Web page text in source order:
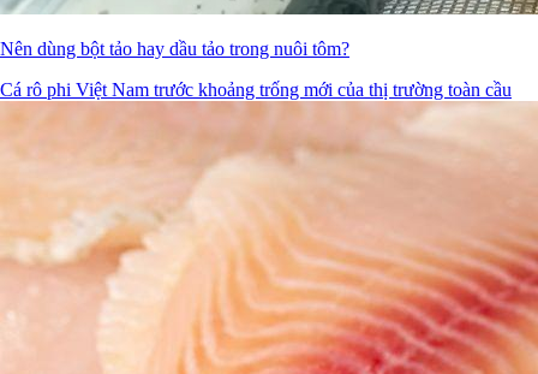
Nên dùng bột tảo hay dầu tảo trong nuôi tôm?
Cá rô phi Việt Nam trước khoảng trống mới của thị trường toàn cầu